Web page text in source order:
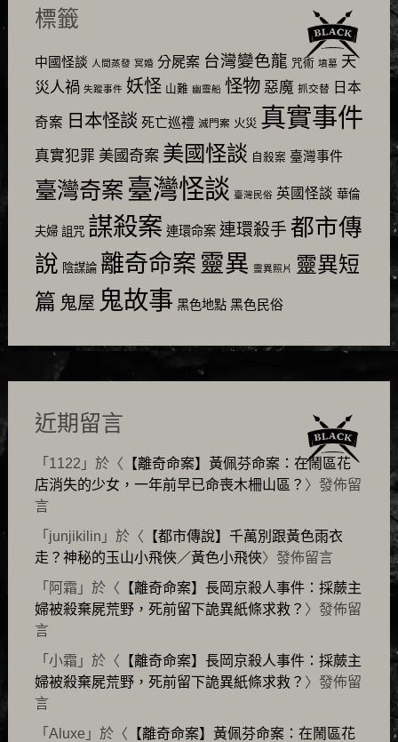
標籤
中國怪談 人間蒸發 冥婚 分屍案 台灣變色龍 咒術 墳墓 天
災人禍 失蹤事件 妖怪 山難 幽靈船 怪物 惡魔 抓交替 日本
奇案 日本怪談 死亡巡禮 滅門案 火災 真實事件
真實犯罪 美國奇案 美國怪談 自殺案 臺灣事件
臺灣奇案 臺灣怪談 臺灣民俗 英國怪談 華倫
夫婦 詛咒 謀殺案 連環命案 連環殺手 都市傳
說 陰謀論 離奇命案 靈異 靈異照片 靈異短
篇 鬼屋 鬼故事 黑色地點 黑色民俗
近期留言
「 1122 」於〈 【離奇命案】黃佩芬命案：在鬧區花
店消失的少女，一年前早已命喪木柵山區？ 〉發佈留
言
「 junjikilin 」於〈 【都市傳說】千萬別跟黃色雨衣
走？神秘的玉山小飛俠／黃色小飛俠〉發佈留言
「 阿霜 」於〈 【離奇命案】長岡京殺人事件：採蕨主
婦被殺棄屍荒野，死前留下詭異紙條求救？ 〉發佈留
言
「 小霜 」於〈 【離奇命案】長岡京殺人事件：採蕨主
婦被殺棄屍荒野，死前留下詭異紙條求救？ 〉發佈留
言
「 Aluxe 」於〈 【離奇命案】黃佩芬命案：在鬧區花